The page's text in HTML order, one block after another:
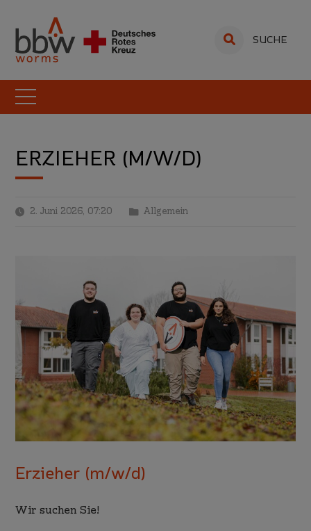
SUCHE
ERZIEHER (M/W/D)
2. Juni 2026, 07:20 Allgemein
Erzieher (m/w/d)
Wir suchen Sie!